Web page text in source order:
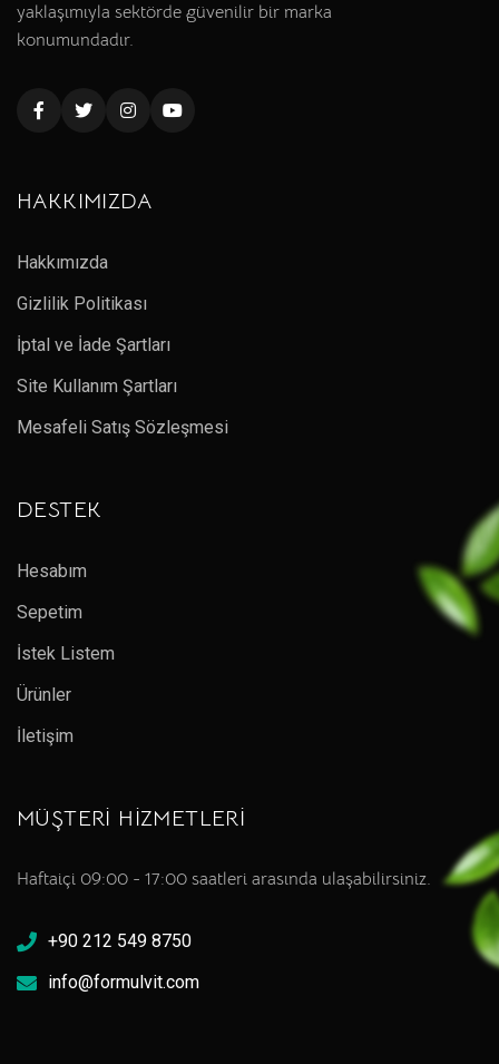
yaklaşımıyla sektörde güvenilir bir marka
konumundadır.
HAKKIMIZDA
Hakkımızda
Gizlilik Politikası
İptal ve İade Şartları
Site Kullanım Şartları
Mesafeli Satış Sözleşmesi
DESTEK
Hesabım
Sepetim
İstek Listem
Ürünler
İletişim
MÜŞTERİ HİZMETLERİ
Haftaiçi 09:00 - 17:00 saatleri arasında ulaşabilirsiniz.
+90 212 549 8750
info@formulvit.com